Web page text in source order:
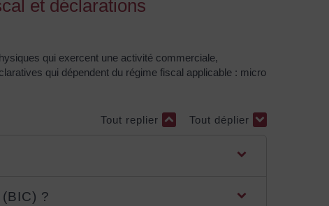
et déclarations
qui exercent une activité commerciale,
qui dépendent du régime fiscal applicable : micro
Tout replier Tout déplier
?